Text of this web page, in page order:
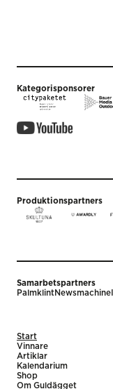
Kategorisponsorer
Produktionspartners
Samarbetspartners
PalmklintNewsmachine
Start
Vinnare
Artiklar
Kalendarium
Shop
Om Guldägget